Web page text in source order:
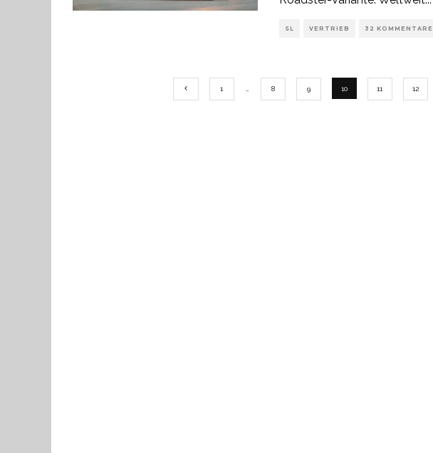
SL VERTRIEB 32 KOMMENTARE
1 8 9 10 11 12